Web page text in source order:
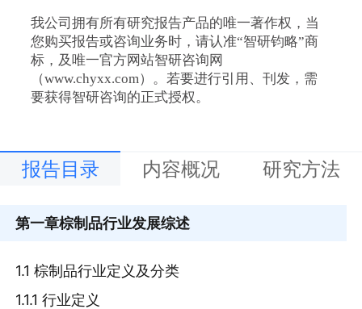
我公司拥有所有研究报告产品的唯一著作权，当
您购买报告或咨询业务时，请认准“智研钧略”商
标，及唯一官方网站智研咨询网
（www.chyxx.com）。若要进行引用、刊发，需
要获得智研咨询的正式授权。
报告目录 内容概况 研究方法
第一章棕制品行业发展综述
1.1 棕制品行业定义及分类
1.1.1 行业定义